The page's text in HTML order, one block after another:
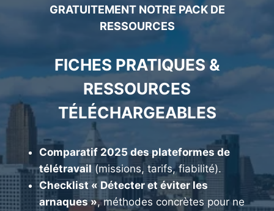
GRATUITEMENT NOTRE PACK DE
RESSOURCES
FICHES PRATIQUES &
RESSOURCES
TÉLÉCHARGEABLES
Comparatif 2025 des plateformes de
télétravail (missions, tarifs, fiabilité).
Checklist « Détecter et éviter les
arnaques », méthodes concrètes pour ne